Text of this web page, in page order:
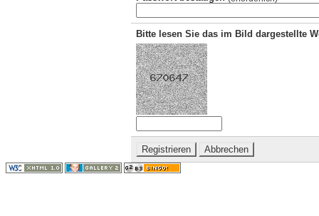
Bitte lesen Sie das im Bild dargestellte